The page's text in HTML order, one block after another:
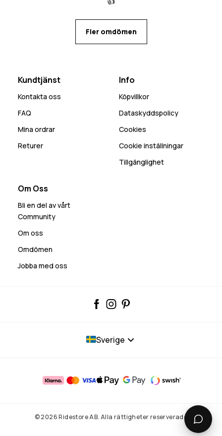
Fler omdömen
Kundtjänst
Kontakta oss
FAQ
Mina ordrar
Returer
Info
Köpvillkor
Dataskyddspolicy
Cookies
Cookie inställningar
Tillgänglighet
Om Oss
Bli en del av vårt
Community
Om oss
Omdömen
Jobba med oss
Sverige
© 2026 Ridestore AB. Alla rättigheter reserverade